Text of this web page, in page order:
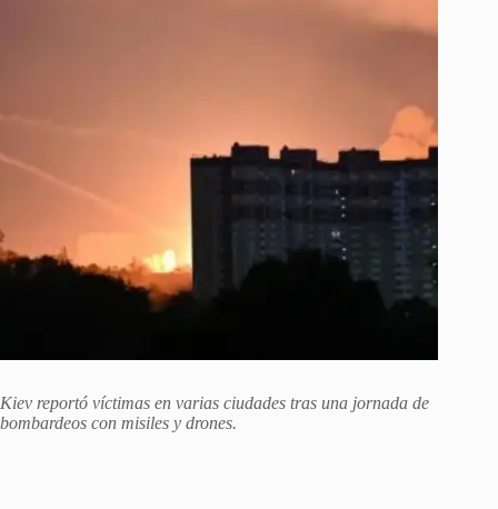
Kiev reportó víctimas en varias ciudades tras una jornada de
bombardeos con misiles y drones.